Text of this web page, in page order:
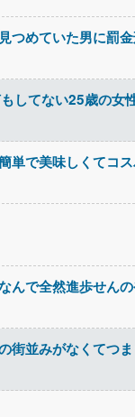
つめていた男に罰
してない25歳の
単で美味しくてコ
んで全然進歩せん
街並みがなくてつ